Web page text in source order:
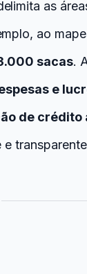
as
ao
sacas.
e
de crédito